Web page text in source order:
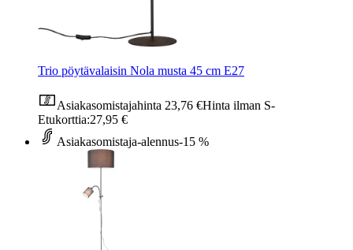
Trio pöytävalaisin Nola musta 45 cm E27
Asiakasomistajahinta 23,76 €Hinta ilman S-
Etukorttia:27,95 €
Asiakasomistaja-alennus-15 %